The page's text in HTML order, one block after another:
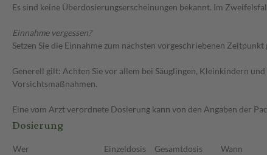
Es sind keine Überdosierungserscheinungen bekannt. Im
Einnahme vergessen?
Setzen Sie die Einnahme zum nächsten vorgeschriebenen
Generell gilt: Achten Sie vor allem bei Säuglingen, Kleinkindern
Vorsichtsmaßnahmen.
Eine vom Arzt verordnete Dosierung kann von den Angaben der
Dosierung
Wer Einzeldosis Gesamtdosis
Wann